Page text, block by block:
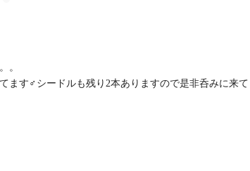
。
ます‍♂️シードルも残り2本ありますので是非呑みに来